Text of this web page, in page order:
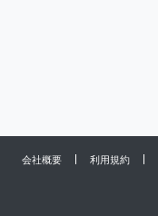
会社概要 利用規約